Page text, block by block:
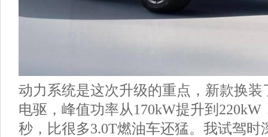
动力系统是这次升级的重点，新款换装
电驱，峰值功率从170kW提升到220kW
秒，比很多3.0T燃油车还猛。我试驾时